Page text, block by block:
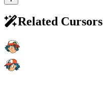
Related Cursors